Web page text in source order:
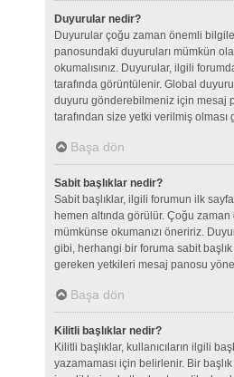
Duyurular nedir?
Duyurular çoğu zaman önemli
panosundaki duyuruları mümkün
okumalısınız. Duyurular, ilgili
tarafında görüntülenir. Global
duyuru gönderebilmeniz için mesaj
tarafından size yetki verilmiş olması
Başa dön
Sabit başlıklar nedir?
Sabit başlıklar, ilgili forumun ilk
hemen altında görülür. Çoğu
mümkünse okumanızı öneririz.
gibi, herhangi bir foruma sabit
gereken yetkileri mesaj panosu
Başa dön
Kilitli başlıklar nedir?
Kilitli başlıklar, kullanıcıların ilgili
yazamaması için belirlenir. Bir